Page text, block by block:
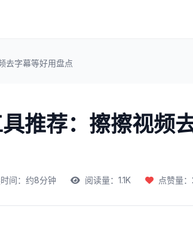
去字幕等好用盘点
推荐：擦擦视频
间：约8分钟 阅读量：1.1K 点赞量：